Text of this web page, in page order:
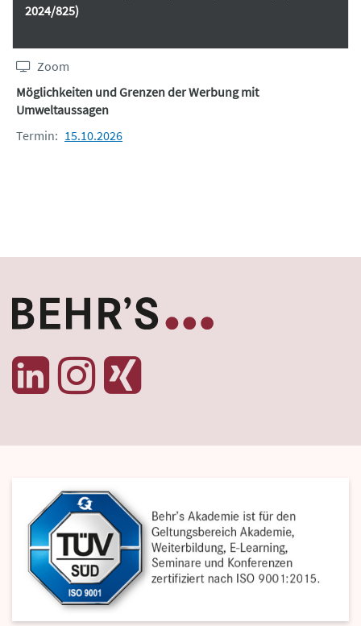
2024/825)
Zoom
Möglichkeiten und Grenzen der Werbung mit
Umweltaussagen
Termin: 15.10.2026